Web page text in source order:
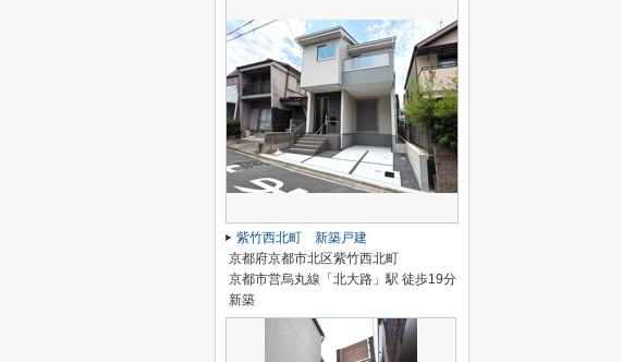
紫竹西北町 新築戸建
京都府京都市北区紫竹西北町
京都市営烏丸線「北大路」駅 徒歩19分
新築